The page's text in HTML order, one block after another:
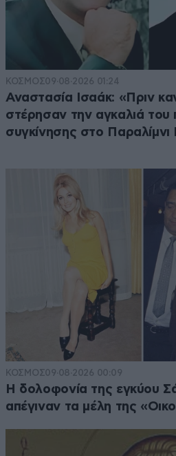
ΚΟΣΜΟΣ09·08·2026 01:24
Αναστασία Ισαάκ: «Πριν
στέρησαν την αγκαλιά του
συγκίνησης στο Παραλίμνι
ΚΟΣΜΟΣ09·08·2026 00:09
Η δολοφονία της εγκύου
απέγιναν τα μέλη της